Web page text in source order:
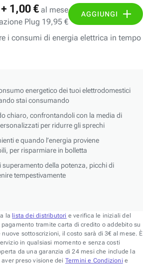
+ 1,00 € al mese
Plug 19,95 €
AGGIUNGI
i consumi di energia elettrica in tempo
energetico dei tuoi elettrodomestici
stai consumando
chiaro, confrontandoli con la media di
per ridurre gli sprechi
e quando l’energia proviene
per risparmiare in bolletta
superamento della potenza, picchi di
tempestivamente
la lista dei distributori e verifica le iniziali del
tramite carta di credito o addebito su
sottoscrizioni, il costo sarà di 3€ al mese. È
in qualsiasi momento e senza costi
da una garanzia di 24 mesi che include la
preso visione dei Termini e Condizioni e